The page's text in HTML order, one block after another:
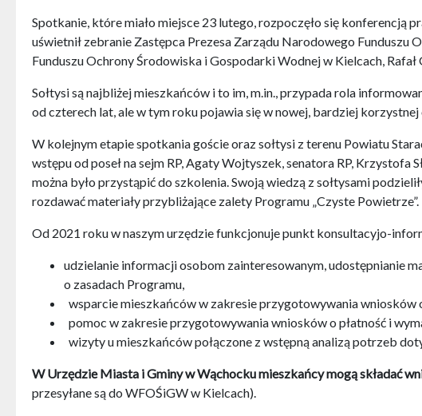
Spotkanie, które miało miejsce 23 lutego, rozpoczęło się
uświetnił zebranie Zastępca Prezesa Zarządu Narodowego
Funduszu Ochrony Środowiska i Gospodarki Wodnej w Kielcach, Rafał
Sołtysi są najbliżej mieszkańców i to im, m.in., przypada rola
od czterech lat, ale w tym roku pojawia się w nowej, bardziej korzystnej
W kolejnym etapie spotkania goście oraz sołtysi z terenu Powiatu
wstępu od poseł na sejm RP, Agaty Wojtyszek, senatora RP,
można było przystąpić do szkolenia. Swoją wiedzą z sołtysami
rozdawać materiały przybliżające zalety Programu „Czyste Powietrze”.
Od 2021 roku w naszym urzędzie funkcjonuje punkt konsultacyjo-
udzielanie informacji osobom zainteresowanym, udostępnianie
o zasadach Programu,
wsparcie mieszkańców w zakresie przygotowywania wniosków
pomoc w zakresie przygotowywania wniosków o płatność i
wizyty u mieszkańców połączone z wstępną analizą potrzeb
W Urzędzie Miasta i Gminy w Wąchocku mieszkańcy mogą składać
przesyłane są do WFOŚiGW w Kielcach).